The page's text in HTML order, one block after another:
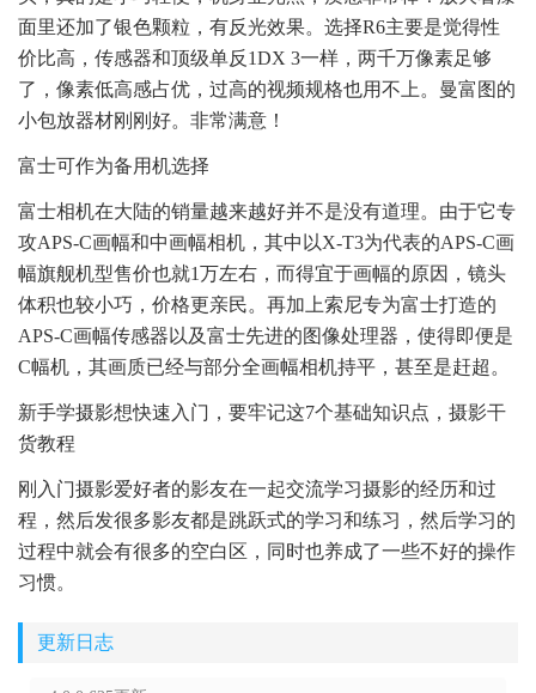
面里还加了银色颗粒，有反光效果。选择R6主要是觉得性
价比高，传感器和顶级单反1DX 3一样，两千万像素足够
了，像素低高感占优，过高的视频规格也用不上。曼富图的
小包放器材刚刚好。非常满意！
富士可作为备用机选择
富士相机在大陆的销量越来越好并不是没有道理。由于它专
攻APS-C画幅和中画幅相机，其中以X-T3为代表的APS-C画
幅旗舰机型售价也就1万左右，而得宜于画幅的原因，镜头
体积也较小巧，价格更亲民。再加上索尼专为富士打造的
APS-C画幅传感器以及富士先进的图像处理器，使得即便是
C幅机，其画质已经与部分全画幅相机持平，甚至是赶超。
新手学摄影想快速入门，要牢记这7个基础知识点，摄影干
货教程
刚入门摄影爱好者的影友在一起交流学习摄影的经历和过
程，然后发很多影友都是跳跃式的学习和练习，然后学习的
过程中就会有很多的空白区，同时也养成了一些不好的操作
习惯。
更新日志